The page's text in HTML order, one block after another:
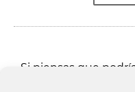
Si piensas que